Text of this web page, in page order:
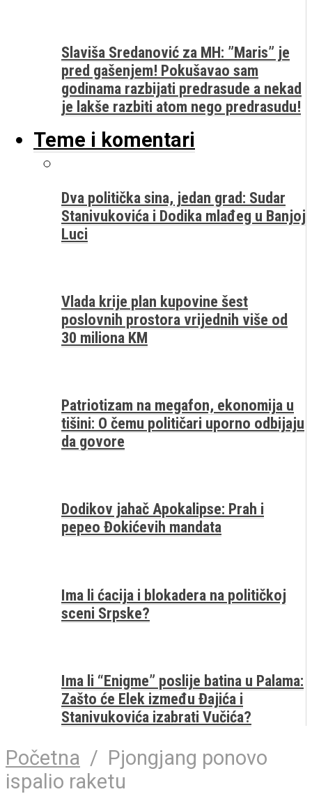
Slaviša Sredanović za MH: ”Maris” je
pred gašenjem! Pokušavao sam
godinama razbijati predrasude a nekad
je lakše razbiti atom nego predrasudu!
Teme i komentari
Dva politička sina, jedan grad: Sudar
Stanivukovića i Dodika mlađeg u Banjoj
Luci
Vlada krije plan kupovine šest
poslovnih prostora vrijednih više od
30 miliona KM
Patriotizam na megafon, ekonomija u
tišini: O čemu političari uporno odbijaju
da govore
Dodikov jahač Apokalipse: Prah i
pepeo Đokićevih mandata
Ima li ćacija i blokadera na političkoj
sceni Srpske?
Ima li “Enigme” poslije batina u Palama:
Zašto će Elek između Đajića i
Stanivukovića izabrati Vučića?
Početna / Pjongjang ponovo
ispalio raketu